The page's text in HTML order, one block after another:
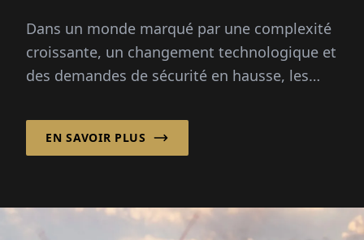
Dans un monde marqué par une complexité
croissante, un changement technologique et
des demandes de sécurité en hausse, les
environnements à haut risque sont
confrontées à des défis croissants en
EN SAVOIR PLUS